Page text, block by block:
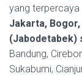
yang terpercaya
Jakarta,
(Jabodetabek)
Bandung,
Sukabumi,